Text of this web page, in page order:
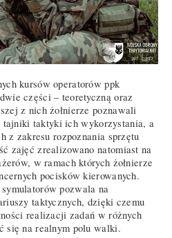
kursów operatorów ppk
części – teoretyczną oraz
z nich żołnierze poznawali
tajniki taktyki ich wykorzystania, a
z zakresu rozpoznania sprzętu
zajęć zrealizowano natomiast na
w ramach których żołnierze
pocisków kierowanych.
pozwala na
taktycznych, dzięki czemu
realizacji zadań w różnych
się na realnym polu walki.